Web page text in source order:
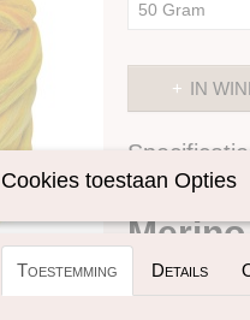
IN
Productcode
Cookies toestaan Opties
Toestemming Details